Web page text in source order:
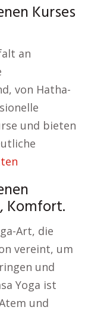
Kurses
an
von Hatha-
und bieten
Komfort.
Art, die
vereint, um
und
Yoga ist
und